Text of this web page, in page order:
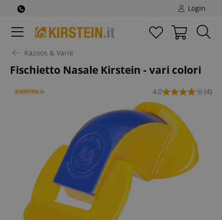
Login
Kazoos & Varie
Fischietto Nasale Kirstein - vari colori
4,0 (4)